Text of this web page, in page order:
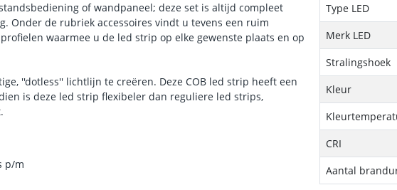
of wandpaneel; deze set is altijd compleet
Onder de rubriek accessoires vindt u tevens een ruim
waarmee u de led strip op elke gewenste plaats en op
''dotless'' lichtlijn te creëren. Deze COB led strip heeft een
is deze led strip flexibeler dan reguliere led strips,
p/m
Type LED
Merk LED
Stralingshoek
Kleur
CRI
Aantal